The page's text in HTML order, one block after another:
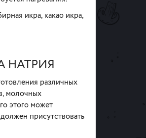
икра, какао икра,
НАТРИЯ
различных
молочных
этого может
присутствовать